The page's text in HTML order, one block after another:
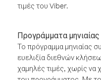
τιμές του Viber.
Προγράμματα
Το πρόγραμμα μηνιαίας
ευελιξία διεθνών
χαμηλές τιμές, χωρίς να